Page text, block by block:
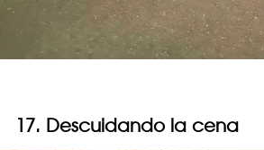
17. Descuidando la cena